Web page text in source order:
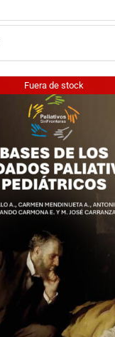
Fuera de stock